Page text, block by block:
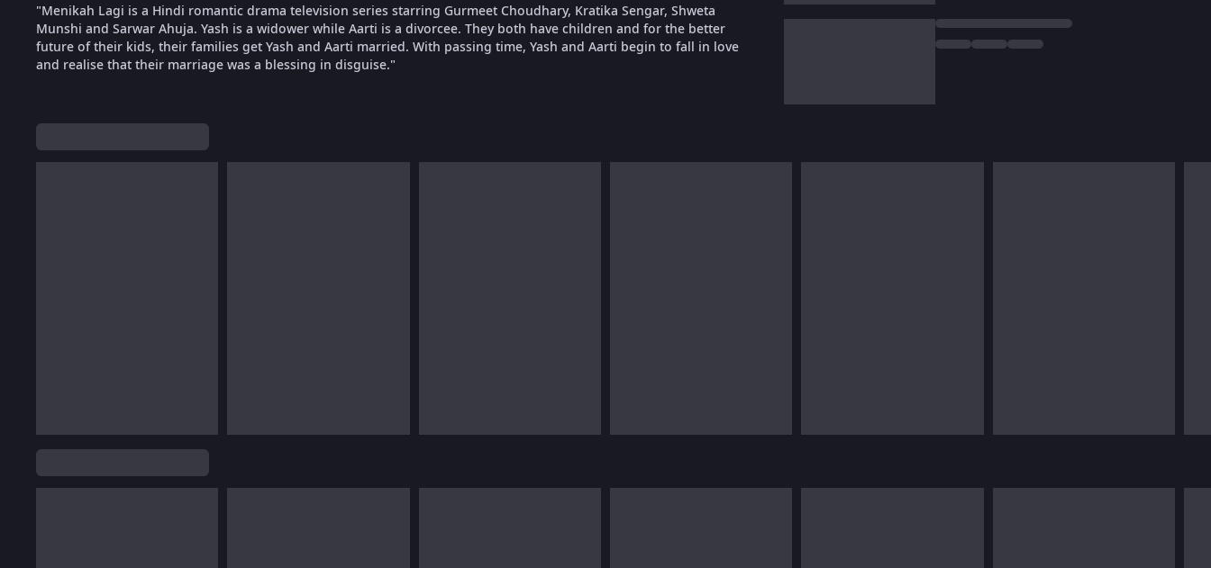
"Menikah Lagi is a Hindi romantic drama television series starring Gurmeet Choudhary, Kratika Sengar, Shweta
Munshi and Sarwar Ahuja. Yash is a widower while Aarti is a divorcee. They both have children and for the better
future of their kids, their families get Yash and Aarti married. With passing time, Yash and Aarti begin to fall in love
and realise that their marriage was a blessing in disguise."